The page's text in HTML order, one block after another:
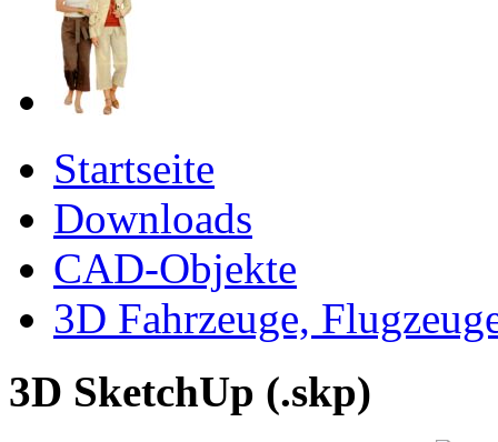
Startseite
Downloads
CAD-Objekte
3D Fahrzeuge,
3D SketchUp (.skp)